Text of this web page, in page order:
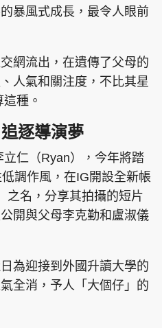
環球
爸媽 JobMarket
使用條款
暴風式成長，最令人眼前
網流出，在遺傳了父母的
人氣和關注度，不比其星
種。
逐導演夢
仁（Ryan），今年將踏
調作風，在IG開設全新帳
之名，分享其拍攝的短片
開與父母李克勤和盧淑儀
為迎接到外國升讀大學的
全消，予人「大個仔」的